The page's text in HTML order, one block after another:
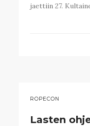
jaettiin 27.
ROPECON
Lasten